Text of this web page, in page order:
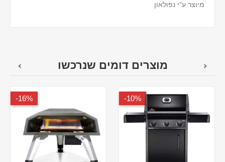
מיוצר ע"י נפולאון
מוצרים דומים שנרכשו
10%-
16%-